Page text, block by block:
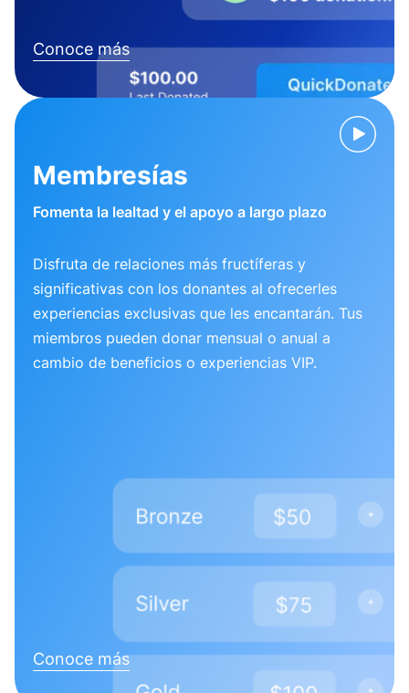
Conoce más
Membresías
Fomenta la lealtad y el apoyo a largo plazo
Disfruta de relaciones más fructíferas y
significativas con los donantes al ofrecerles
experiencias exclusivas que les encantarán. Tus
miembros pueden donar mensual o anual a
cambio de beneficios o experiencias VIP.
Conoce más